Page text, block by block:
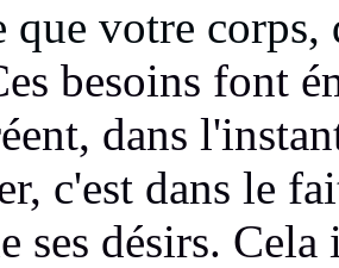
que votre
besoins font
dans
c'est dans le
ses désirs.